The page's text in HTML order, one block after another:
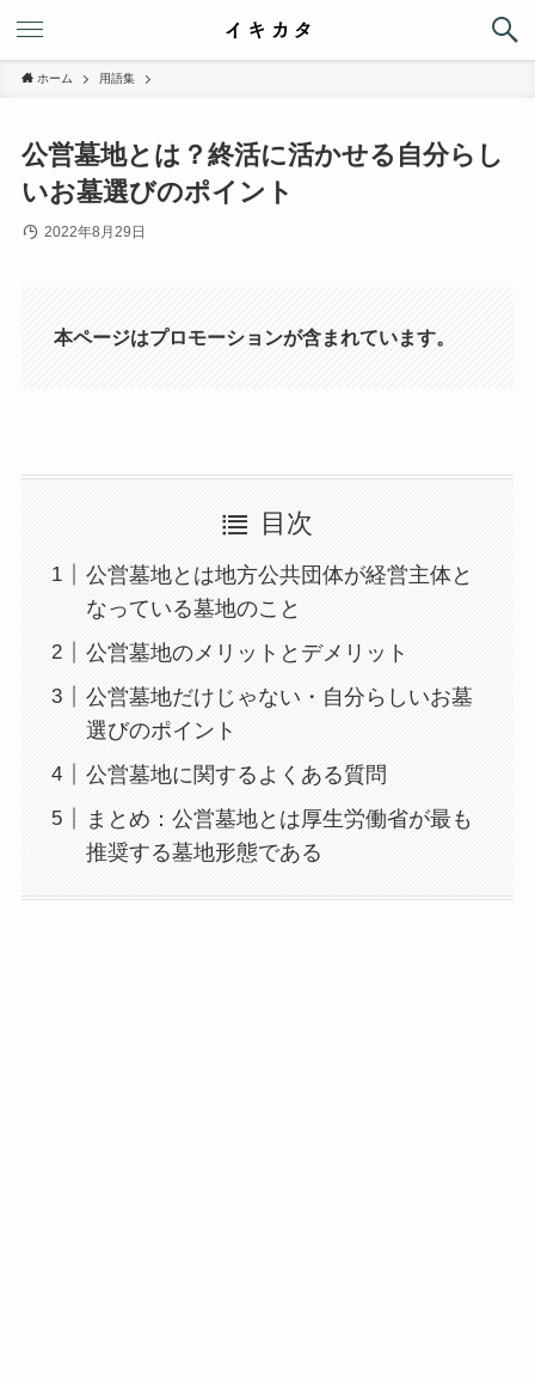
ホーム 用語集
公営墓地とは？終活に活かせる自分らし
いお墓選びのポイント
2022年8月29日
本ページはプロモーションが含まれています。
目次
公営墓地とは地方公共団体が経営主体と
なっている墓地のこと
公営墓地のメリットとデメリット
公営墓地だけじゃない・自分らしいお墓
選びのポイント
公営墓地に関するよくある質問
まとめ：公営墓地とは厚生労働省が最も
推奨する墓地形態である